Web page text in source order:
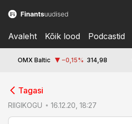
Avaleht Kõik lood Podcastid
OMX Baltic −0,15% 314,98
Tagasi
RIIGIKOGU 16.12.20, 18:27